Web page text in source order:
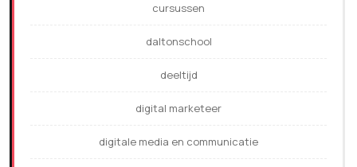
cursussen
daltonschool
deeltijd
digital marketeer
digitale media en communicatie